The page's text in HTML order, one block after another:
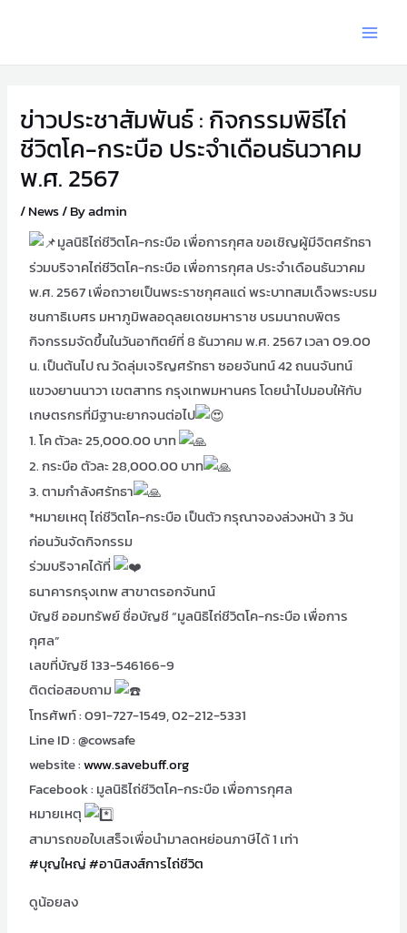
ข่าวประชาสัมพันธ์ : กิจกรรมพิธีไถ่
ชีวิตโค-กระบือ ประจำเดือนธันวาคม
พ.ศ. 2567
/News/ Byadmin
มูลนิธิไถ่ชีวิตโค-กระบือ เพื่อการกุศล ขอเชิญผู้มีจิตศรัทธา
ร่วมบริจาคไถ่ชีวิตโค-กระบือ เพื่อการกุศล ประจำเดือนธันวาคม
พ.ศ. 2567 เพื่อถวายเป็นพระราชกุศลแด่ พระบาทสมเด็จพระบรม
ชนกาธิเบศร มหาภูมิพลอดุลยเดชมหาราช บรมนาถบพิตร
กิจกรรมจัดขึ้นในวันอาทิตย์ที่ 8 ธันวาคม พ.ศ. 2567 เวลา 09.00
น. เป็นต้นไป ณ วัดลุ่มเจริญศรัทธา ซอยจันทน์ 42 ถนนจันทน์
แขวงยานนาวา เขตสาทร กรุงเทพมหานคร โดยนำไปมอบให้กับ
เกษตรกรที่มีฐานะยากจนต่อไป
1. โค ตัวละ 25,000.00 บาท
2. กระบือ ตัวละ 28,000.00 บาท
3. ตามกำลังศรัทธา
*หมายเหตุ ไถ่ชีวิตโค-กระบือ เป็นตัว กรุณาจองล่วงหน้า 3 วัน
ก่อนวันจัดกิจกรรม
ร่วมบริจาคได้ที่
ธนาคารกรุงเทพ สาขาตรอกจันทน์
บัญชี ออมทรัพย์ ชื่อบัญชี “มูลนิธิไถ่ชีวิตโค-กระบือ เพื่อการ
กุศล”
เลขที่บัญชี 133-546166-9
ติดต่อสอบถาม
โทรศัพท์ : 091-727-1549, 02-212-5331
Line ID : @cowsafe
website :www.savebuff.org
Facebook : มูลนิธิไถ่ชีวิตโค-กระบือ เพื่อการกุศล
หมายเหตุ
สามารถขอใบเสร็จเพื่อนำมาลดหย่อนภาษีได้ 1 เท่า
#บุญใหญ่ #อานิสงส์การไถ่ชีวิต
ดูน้อยลง